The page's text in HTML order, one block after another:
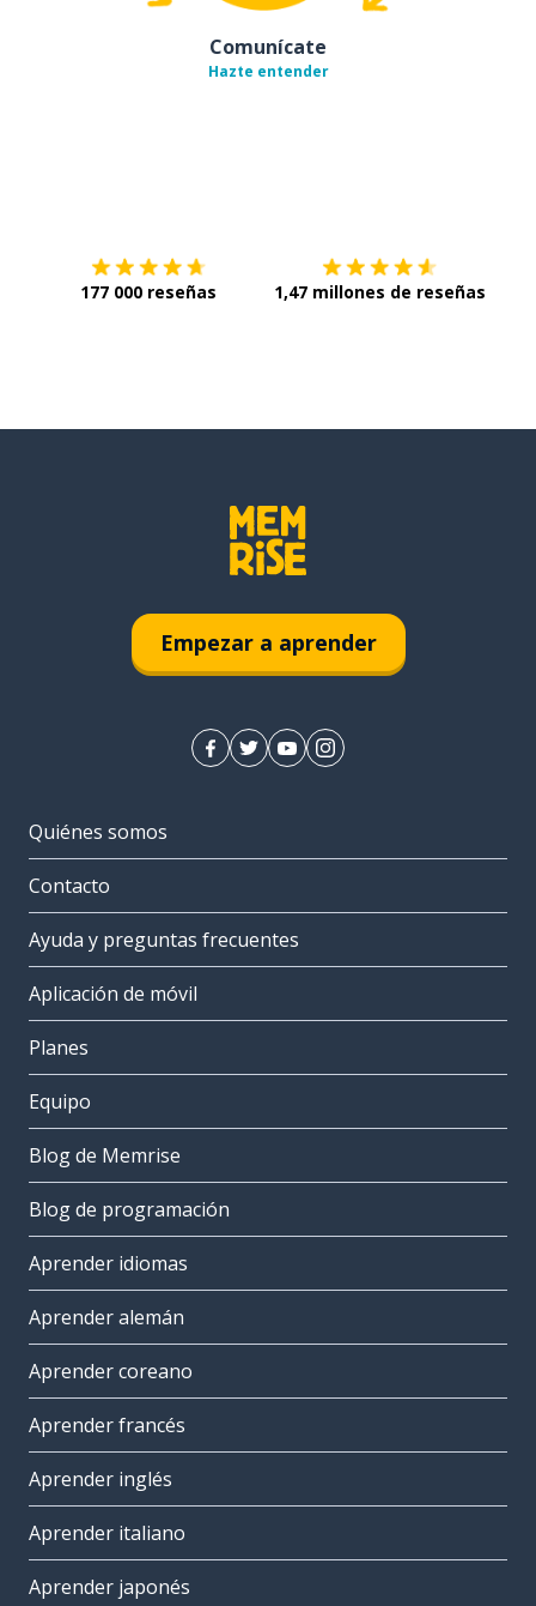
Comunícate
Hazte entender
177 000 reseñas 1,47 millones de reseñas
Empezar a aprender
Quiénes somos
Contacto
Ayuda y preguntas frecuentes
Aplicación de móvil
Planes
Equipo
Blog de Memrise
Blog de programación
Aprender idiomas
Aprender alemán
Aprender coreano
Aprender francés
Aprender inglés
Aprender italiano
Aprender japonés